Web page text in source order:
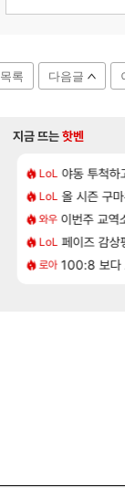
목록 다음글
지금 뜨는핫벤
LoL 야동 투척하
LoL 올 시즌 구
와우 이번주 교역
LoL 페이즈 감상
로아 100:8 보다
리싱크드 리싱
애니클립 혹시
여행 국내에도
해외겜 AI발 원
해외겜 중국